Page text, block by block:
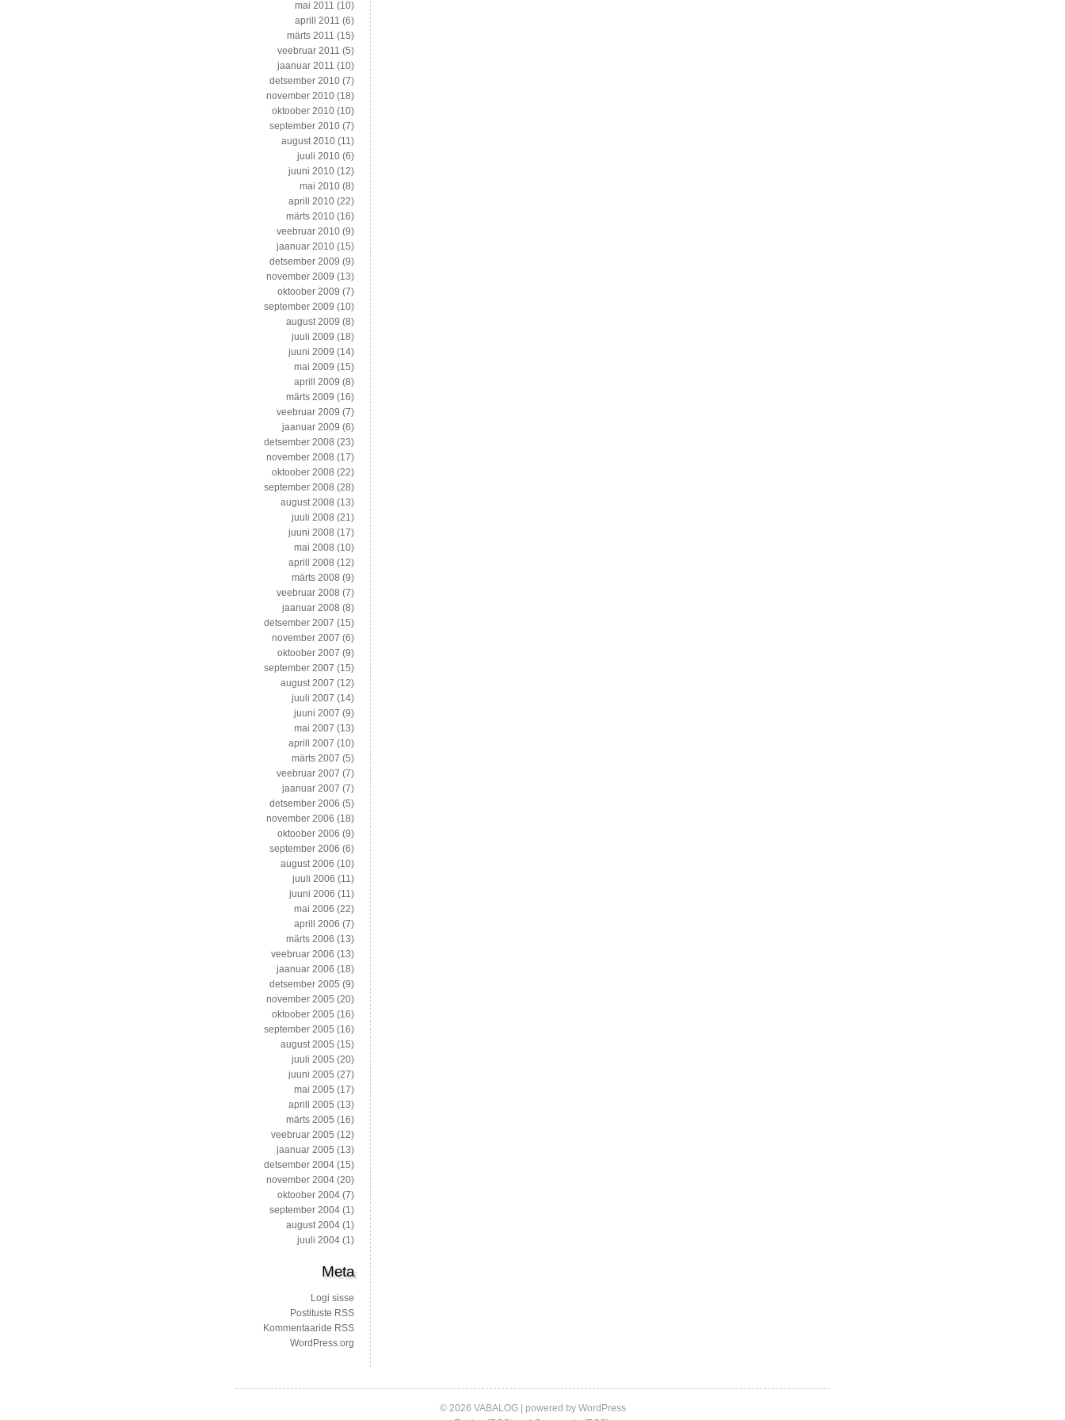
mai 2011 (10)
aprill 2011 (6)
märts 2011 (15)
veebruar 2011 (5)
jaanuar 2011 (10)
detsember 2010 (7)
november 2010 (18)
oktoober 2010 (10)
september 2010 (7)
august 2010 (11)
juuli 2010 (6)
juuni 2010 (12)
mai 2010 (8)
aprill 2010 (22)
märts 2010 (16)
veebruar 2010 (9)
jaanuar 2010 (15)
detsember 2009 (9)
november 2009 (13)
oktoober 2009 (7)
september 2009 (10)
august 2009 (8)
juuli 2009 (18)
juuni 2009 (14)
mai 2009 (15)
aprill 2009 (8)
märts 2009 (16)
veebruar 2009 (7)
jaanuar 2009 (6)
detsember 2008 (23)
november 2008 (17)
oktoober 2008 (22)
september 2008 (28)
august 2008 (13)
juuli 2008 (21)
juuni 2008 (17)
mai 2008 (10)
aprill 2008 (12)
märts 2008 (9)
veebruar 2008 (7)
jaanuar 2008 (8)
detsember 2007 (15)
november 2007 (6)
oktoober 2007 (9)
september 2007 (15)
august 2007 (12)
juuli 2007 (14)
juuni 2007 (9)
mai 2007 (13)
aprill 2007 (10)
märts 2007 (5)
veebruar 2007 (7)
jaanuar 2007 (7)
detsember 2006 (5)
november 2006 (18)
oktoober 2006 (9)
september 2006 (6)
august 2006 (10)
juuli 2006 (11)
juuni 2006 (11)
mai 2006 (22)
aprill 2006 (7)
märts 2006 (13)
veebruar 2006 (13)
jaanuar 2006 (18)
detsember 2005 (9)
november 2005 (20)
oktoober 2005 (16)
september 2005 (16)
august 2005 (15)
juuli 2005 (20)
juuni 2005 (27)
mai 2005 (17)
aprill 2005 (13)
märts 2005 (16)
veebruar 2005 (12)
jaanuar 2005 (13)
detsember 2004 (15)
november 2004 (20)
oktoober 2004 (7)
september 2004 (1)
august 2004 (1)
juuli 2004 (1)
Meta
Logi sisse
Postituste RSS
Kommentaaride RSS
WordPress.org
© 2026 VABALOG | powered by WordPress